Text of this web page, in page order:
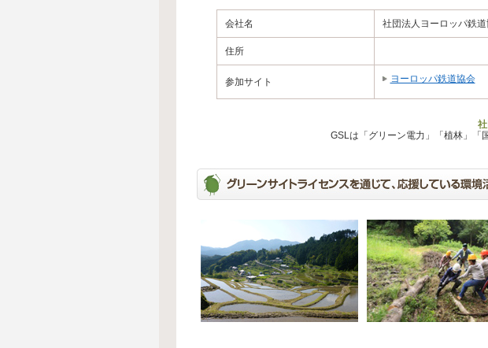
会社名 社団法人ヨーロッパ鉄道
住所
参加サイト ヨーロッパ鉄道協会
GSLは「グリーン電力」「植林」「